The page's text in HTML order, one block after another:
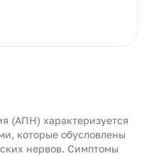
(АПН) характеризуется
которые обусловлены
нервов. Симптомы